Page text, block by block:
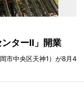
ターII」開業
市中央区天神1）が8月4